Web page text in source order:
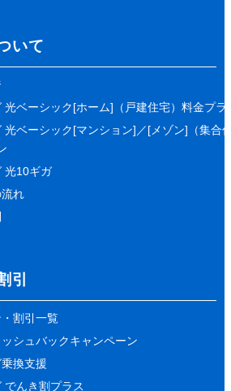
いて
光ベーシック[ホーム]（戸建住宅）料金プラ
光ベーシック[マンション]／[メゾン]（集合
光10ギガ
れ
引
割引一覧
シュバックキャンペーン
換支援
でんき割プラス